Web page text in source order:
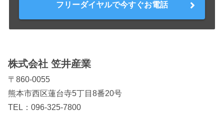
フリーダイヤルで今すぐお電話
株式会社 笠井産業
〒860-0055
熊本市西区蓮台寺5丁目8番20号
TEL： 096-325-7800